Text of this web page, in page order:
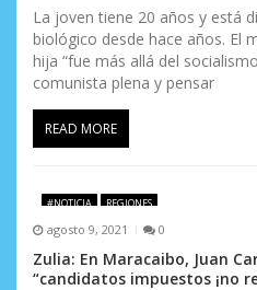
La joven tiene 20 años y está
biológico desde hace años. El
hija “fue más allá del
comunista plena y pensar
READ MORE
#NOTICIA REGIONES
agosto 9, 2021 0
Zulia: En Maracaibo, Juan
“candidatos impuestos ¡no